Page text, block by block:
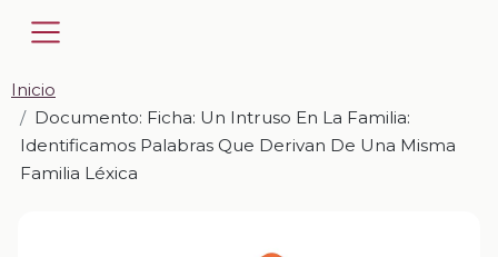
Inicio
Documento: Ficha: Un Intruso En La Familia:
Identificamos Palabras Que Derivan De Una Misma
Familia Léxica